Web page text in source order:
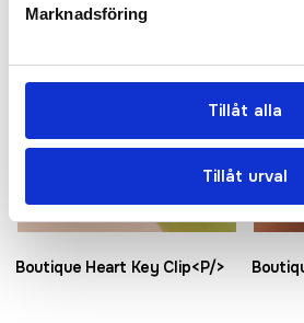
Marknadsföring
Tillåt alla
Tillåt urval
Boutique Heart Key Clip<P/>